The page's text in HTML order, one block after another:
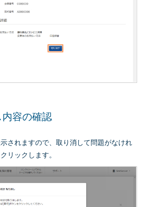
容の確認
されますので、取り消して問題がなけれ
リックします。